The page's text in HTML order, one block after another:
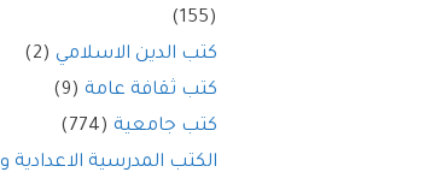
(155)
كتب الدين الاسلامي (2)
كتب ثقافة عامة (9)
كتب جامعية (774)
الكتب المدرسية الاعدادية و